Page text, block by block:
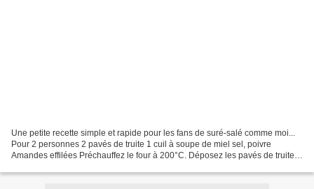
Une petite recette simple et rapide pour les fans de suré-salé comme moi...
Pour 2 personnes 2 pavés de truite 1 cuil à soupe de miel sel, poivre
Amandes effilées Préchauffez le four à 200°C. Déposez les pavés de truite